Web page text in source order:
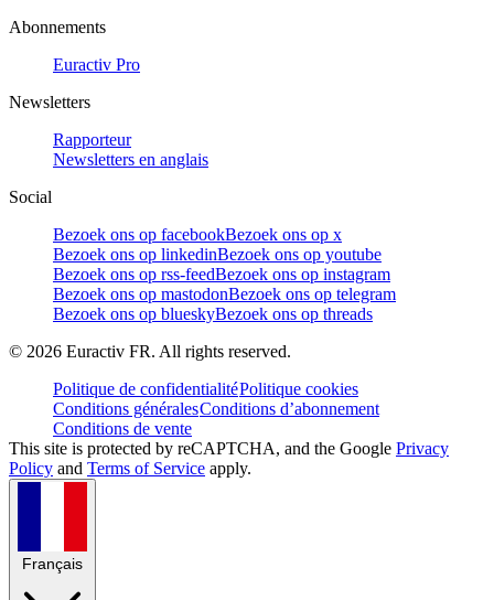
Abonnements
Euractiv Pro
Newsletters
Rapporteur
Newsletters en anglais
Social
Bezoek ons op facebookBezoek ons op x
Bezoek ons op linkedinBezoek ons op youtube
Bezoek ons op rss-feedBezoek ons op instagram
Bezoek ons op mastodonBezoek ons op telegram
Bezoek ons op blueskyBezoek ons op threads
© 2026 Euractiv FR. All rights reserved.
Politique de confidentialitéPolitique cookies
Conditions généralesConditions d’abonnement
Conditions de vente
This site is protected by reCAPTCHA, and the Google Privacy
Policy and Terms of Service apply.
Français